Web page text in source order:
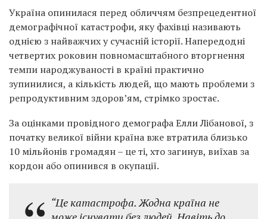
Україна опинилася перед обличчям безпрецедентної
демографічної катастрофи, яку фахівці називають
однією з найважчих у сучасній історії. Напередодні
четвертих роковин повномасштабного вторгнення
темпи народжуваності в країні практично
зупинилися, а кількість людей, що мають проблеми з
репродуктивним здоров’ям, стрімко зростає.
За оцінками провідного демографа Елли Лібанової, з
початку великої війни країна вже втратила близько
10 мільйонів громадян – це ті, хто загинув, виїхав за
кордон або опинився в окупації.
“Це катастрофа. Жодна країна не